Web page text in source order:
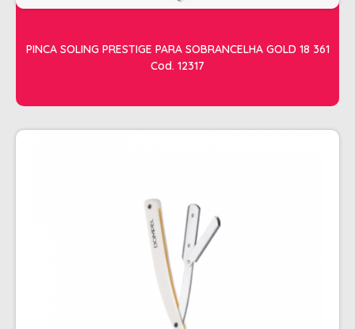
PINCA SOLING PRESTIGE PARA SOBRANCELHA GOLD 18 361
Cod. 12317